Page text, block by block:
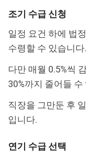
조기 수급 신청
일정 요건 하에 법
수령할 수 있습니다.
다만 매월 0.5%씩
30%까지 줄어들 수
직장을 그만둔 후
입니다.
연기 수급 선택